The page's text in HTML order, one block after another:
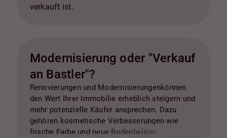
verkauft ist.
Modernisierung oder "Verkauf
an Bastler"?
Renovierungen und Modernisierungenkönnen
den Wert Ihrer Immobilie erheblich steigern und
mehr potenzielle Käufer ansprechen. Dazu
gehören kosmetische Verbesserungen wie
frische Farbe und neue Bodenbeläge,